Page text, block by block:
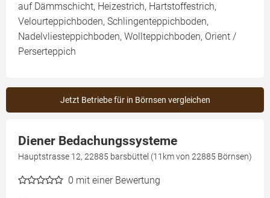
auf Dämmschicht, Heizestrich, Hartstoffestrich,
Velourteppichboden, Schlingenteppichboden,
Nadelvliesteppichboden, Wollteppichboden, Orient /
Perserteppich
Jetzt Betriebe für in Börnsen vergleichen
Diener Bedachungssysteme
Hauptstrasse 12, 22885 barsbüttel (11km von 22885 Börnsen)
0 mit einer Bewertung